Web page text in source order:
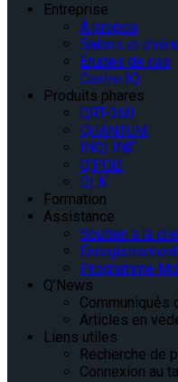
Entreprise
À propos
Salons et
Études de cas
Centre IQ
Produits phares
QRT-360
QUANTUM
INQLINE
Q’POD
QLK
Formation
Assistance
Soutien à la
Programme
Q’News
Communiqués
Articles en
Liens utiles
Recherche de
Connexion au